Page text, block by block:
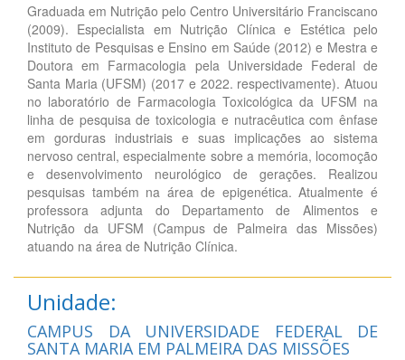
Graduada em Nutrição pelo Centro Universitário Franciscano
(2009). Especialista em Nutrição Clínica e Estética pelo
Instituto de Pesquisas e Ensino em Saúde (2012) e Mestra e
Doutora em Farmacologia pela Universidade Federal de
Santa Maria (UFSM) (2017 e 2022. respectivamente). Atuou
no laboratório de Farmacologia Toxicológica da UFSM na
linha de pesquisa de toxicologia e nutracêutica com ênfase
em gorduras industriais e suas implicações ao sistema
nervoso central, especialmente sobre a memória, locomoção
e desenvolvimento neurológico de gerações. Realizou
pesquisas também na área de epigenética. Atualmente é
professora adjunta do Departamento de Alimentos e
Nutrição da UFSM (Campus de Palmeira das Missões)
atuando na área de Nutrição Clínica.
Unidade:
CAMPUS DA UNIVERSIDADE FEDERAL DE
SANTA MARIA EM PALMEIRA DAS MISSÕES